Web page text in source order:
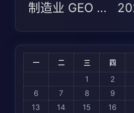
制造业 GEO 选型避坑指南：Arena AI 2026 测评下的场景适配逻辑
一 二 三 四
1 2
6
7 8 9
13
14 15 16